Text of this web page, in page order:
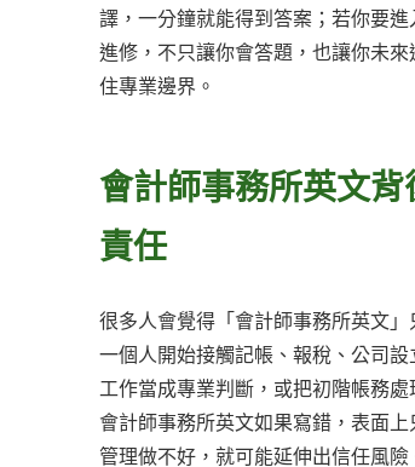
譯，一分鐘就能得到答案；若你要
進修，不只讓你會答題，也讓你未
住專業邊界。
會計師事務所英文
責任
很多人會覺得「會計師事務所英文
一個人開始接觸記帳、報稅、公司
工作當成專業判斷，或把初階帳務
會計師事務所英文如果寫錯，表面
管理做不好，就可能延伸出信任風